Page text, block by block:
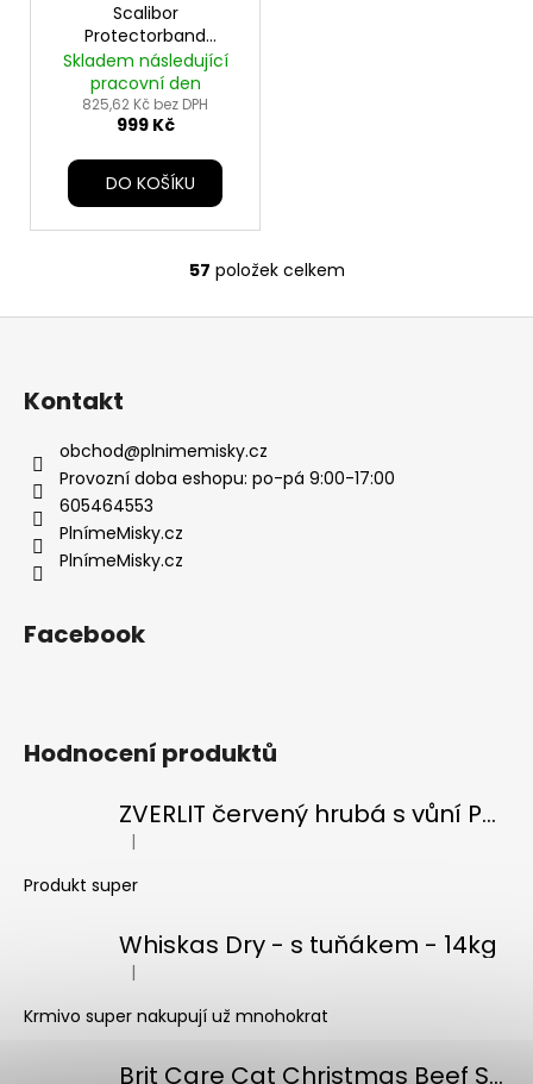
Scalibor
Protectorband
-1000mg - obojek
65cm - pes
Skladem následující
pracovní den
825,62 Kč bez DPH
999 Kč
DO KOŠÍKU
O
v
c
í
p
u
57 položek celkem
Kontakt
obchod@plnimemisky.cz
Provozní doba eshopu: po-pá 9:00-17:00
605464553
PlnímeMisky.cz
PlnímeMisky.cz
Facebook
Hodnocení produktů
ZVERLIT červený hrubá s vůní Podestýlka kočka 10kg
Hodnocení produktu je 5 z 5 hvězdiček.
|
Produkt super
Whiskas Dry - s tuňákem - 14kg
Hodnocení produktu je 5 z 5 hvězdiček.
|
Krmivo super nakupují už mnohokrat
Brit Care Cat Christmas Beef Soup 75g